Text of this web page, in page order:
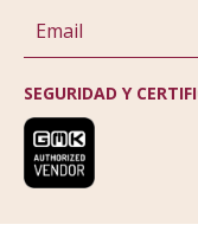
SEGURIDAD Y